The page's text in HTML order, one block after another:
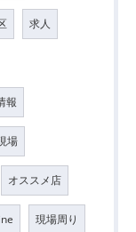
求人
報
場
オススメ店
現場周り